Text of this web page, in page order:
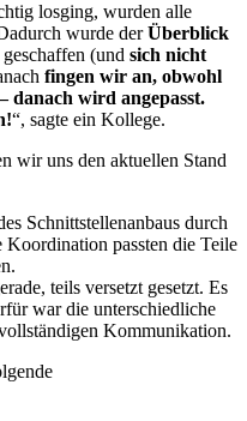
losging, wurden alle
wurde derÜberblick
geschaffen (und sich nicht
fingen wir an, obwohl
danach wird angepasst.
“, sagte ein Kollege.
wir uns den aktuellen Stand
Schnittstellenanbaus durch
Koordination passten die Teile
teils versetzt gesetzt. Es
war die unterschiedliche
Kommunikation.